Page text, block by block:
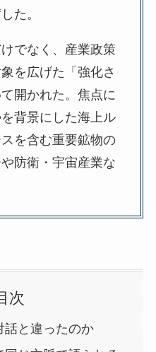
た。
でなく、産業政策
を広げた「強化さ
開かれた。焦点に
背景にした海上ル
を含む重要鉱物の
防衛・宇宙産業な
次
話と違ったのか